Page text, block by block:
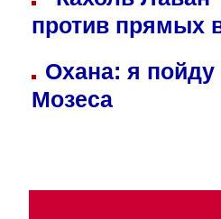
против прямых
Охана: я пойду
Мозеса